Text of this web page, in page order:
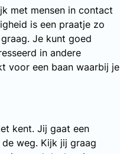
met mensen in contact
is een praatje zo
Je kunt goed
in andere
voor een baan waarbij je
kent. Jij gaat een
weg. Kijk jij graag